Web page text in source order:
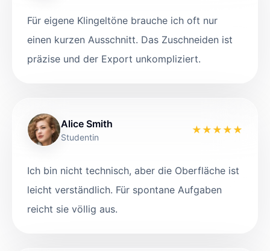
Für eigene Klingeltöne brauche ich oft nur
einen kurzen Ausschnitt. Das Zuschneiden ist
präzise und der Export unkompliziert.
Alice Smith
Studentin
★ ★ ★ ★ ★
Ich bin nicht technisch, aber die Oberfläche ist
leicht verständlich. Für spontane Aufgaben
reicht sie völlig aus.